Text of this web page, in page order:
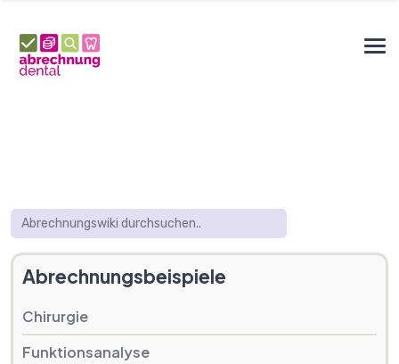
Abrechnungsbeispiele
Chirurgie
Funktionsanalyse